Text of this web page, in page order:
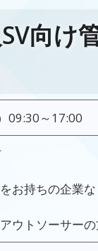
向け
09:30～17:00
お持ちの企業
ウトソーサー